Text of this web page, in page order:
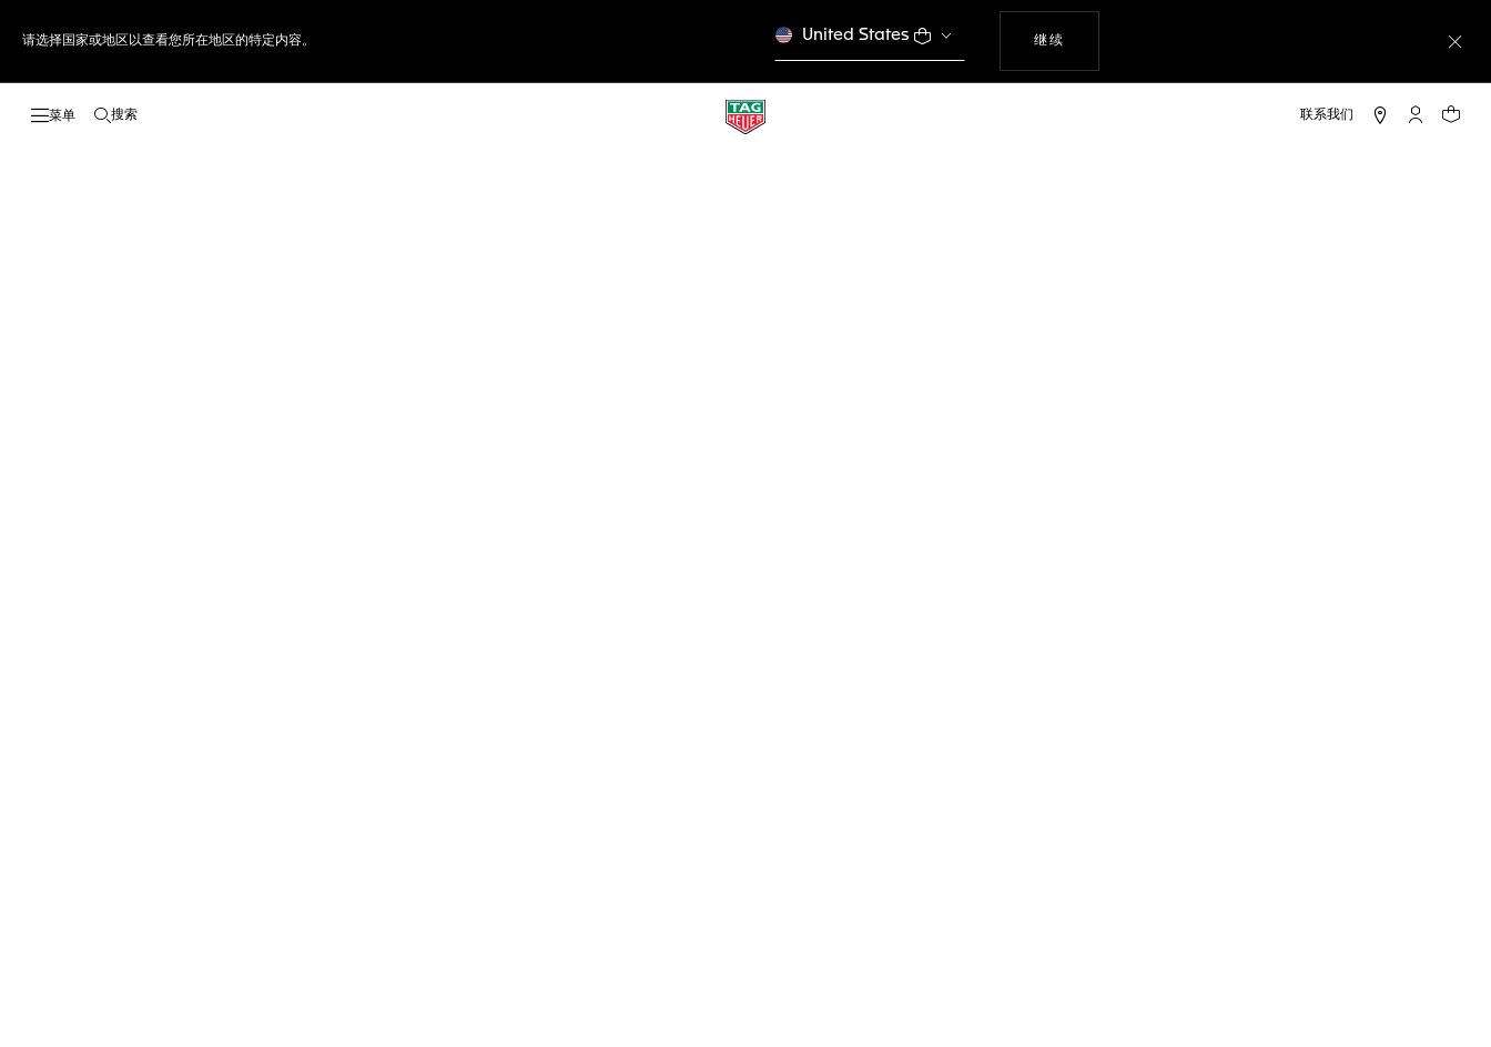
请选择国家或地区以查看您所在地区的特定内容。 United States 继续
打开搜索
搜索
My TAG您的